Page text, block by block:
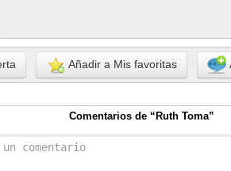
Añadir a Mis favoritas
Comentarios de “Ruth Toma”